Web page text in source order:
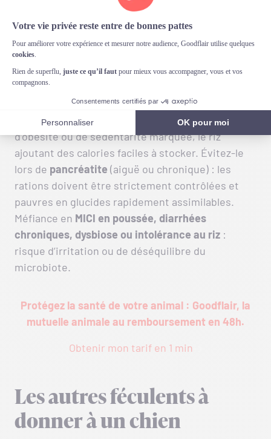
Les contre-indications :
dans quels cas le riz
basmati est déconseillé ?
Le riz basmati est déconseillé chez le
: sa charge glucidique peut favoriser
des pics glycémiques. Prudence aussi en cas
d’obésité ou de sédentarité marquée, le riz
ajoutant des calories faciles à stocker. Évitez-le
lors de pancréatite (aiguë ou chronique) : les
rations doivent être strictement contrôlées et
pauvres en glucides rapidement assimilables.
Méfiance en MICI en poussée, diarrhées
chroniques, dysbiose ou intolérance au riz :
risque d’irritation ou de déséquilibre du
microbiote.
Protégez la santé de votre animal : Goodflair, la
mutuelle animale au remboursement en 48h.
Obtenir mon tarif en 1 min
Les autres féculents à
donner à un chien